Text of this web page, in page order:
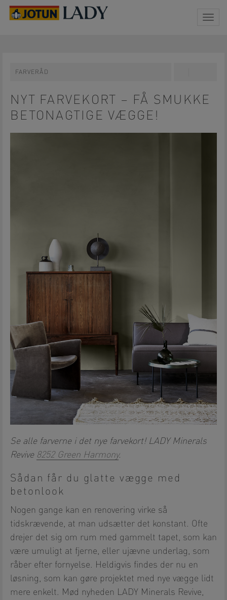
FARVERÅD
FacebookPinterest
NYT FARVEKORT – FÅ SMUKKE
BETONAGTIGE VÆGGE!
Se alle farverne i det nye farvekort! LADY Minerals
Revive 8252 Green Harmony.
Sådan får du glatte vægge med
betonlook
Nogen gange kan en renovering virke så
tidskrævende, at man udsætter det konstant. Ofte
drejer det sig om rum med gammelt tapet, som kan
være umuligt at fjerne, eller ujævne underlag, som
råber efter fornyelse. Heldigvis findes der nu en
løsning, som kan gøre projektet med nye vægge lidt
mere enkelt. Mød nyheden LADY Minerals Revive,